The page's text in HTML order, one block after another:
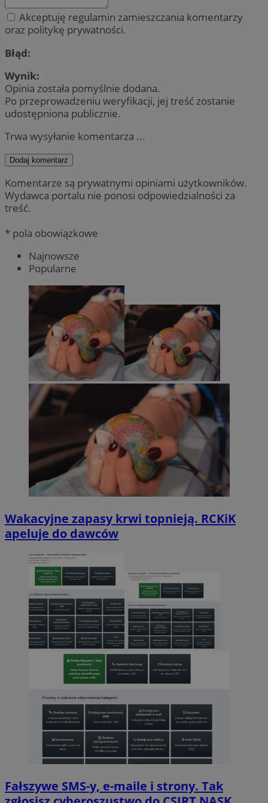
Akceptuję regulamin zamieszczania komentarzy
oraz politykę prywatności.
Błąd:
Wynik:
Opinia została pomyślnie dodana.
Po przeprowadzeniu weryfikacji, jej treść zostanie
udostępniona publicznie.
Trwa wysyłanie komentarza ...
Dodaj komentarz
Komentarze są prywatnymi opiniami użytkowników.
Wydawca portalu nie ponosi odpowiedzialności za
treść.
* pola obowiązkowe
Najnowsze
Popularne
Wakacyjne zapasy krwi topnieją. RCKiK
apeluje do dawców
Fałszywe SMS-y, e-maile i strony. Tak